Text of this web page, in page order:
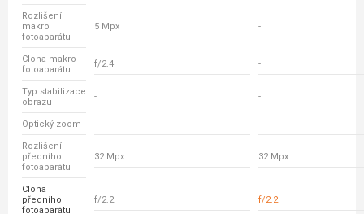
Rozlišení
makro
fotoaparátu
5 Mpx -
Clona makro
fotoaparátu
f/2.4 -
Typ stabilizace
obrazu
- -
Optický zoom - -
Rozlišení
předního
fotoaparátu
32 Mpx 32 Mpx
Clona
předního
fotoaparátu
f/2.2 f/2.2